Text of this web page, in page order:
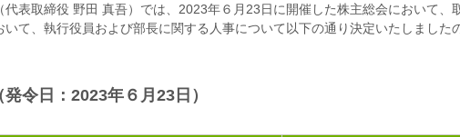
表取締役 野田 真吾）では、2023年６月23日に開催した株主総会において、
いて、執行役員および部長に関する人事について以下の通り決定いたしました
令日：2023年６月23日）